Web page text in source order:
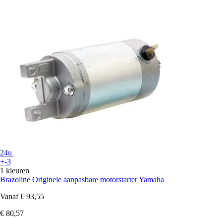
24u
+-3
1 kleuren
Brazoline Originele aanpasbare motorstarter Yamaha
Vanaf € 93,55
€ 80,57